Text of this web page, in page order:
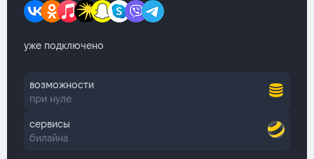
уже подключено
возможности
при нуле
сервисы
билайна